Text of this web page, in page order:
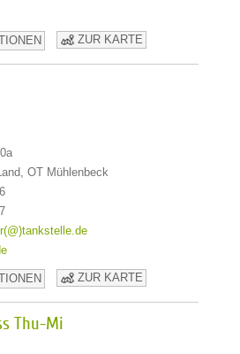
ZUR KARTE
OT Mühlenbeck
ZUR KARTE
Thu-Mi